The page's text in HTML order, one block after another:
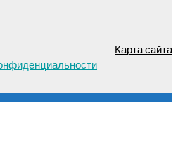
Карта сайта